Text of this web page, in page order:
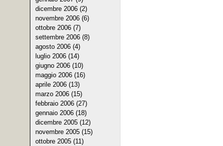
dicembre 2006 (2)
novembre 2006 (6)
ottobre 2006 (7)
settembre 2006 (8)
agosto 2006 (4)
luglio 2006 (14)
giugno 2006 (10)
maggio 2006 (16)
aprile 2006 (13)
marzo 2006 (15)
febbraio 2006 (27)
gennaio 2006 (18)
dicembre 2005 (12)
novembre 2005 (15)
ottobre 2005 (11)